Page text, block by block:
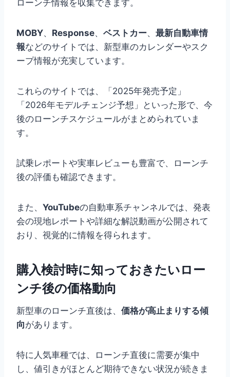
ローンチ情報を収集できます。
MOBY、 Response、 ベストカー、 最新自動車情
報などのサイトでは、新型車のカレンダーやスク
ープ情報が充実しています。
これらのサイトでは、「2025年発売予定」
「2026年モデルチェンジ予想」といった形で、今
後のローンチスケジュールがまとめられていま
す。
試乗レポートや実車レビューも豊富で、ローンチ
後の評価も確認できます。
また、 YouTubeの自動車系チャンネルでは、発表
会の現地レポートや詳細な解説動画が公開されて
おり、視覚的に情報を得られます。
購入検討時に知っておきたいロー
ンチ後の価格動向
新型車のローンチ直後は、 価格が高止まりする傾
向があります。
特に人気車種では、ローンチ直後に需要が集中
し、値引きがほとんど期待できない状況が続きま